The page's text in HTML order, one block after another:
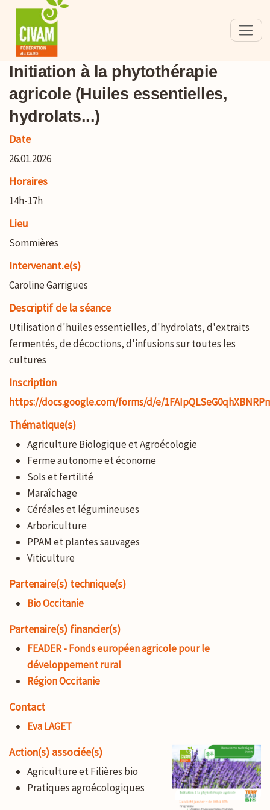
Initiation à la phytothérapie
agricole (Huiles essentielles,
hydrolats...)
Date
26.01.2026
Horaires
14h-17h
Lieu
Sommières
Intervenant.e(s)
Caroline Garrigues
Descriptif de la séance
Utilisation d'huiles essentielles, d'hydrolats, d'extraits
fermentés, de décoctions, d'infusions sur toutes les
cultures
Inscription
https://docs.google.com/forms/d/e/
Thématique(s)
Agriculture Biologique et Agroécologie
Ferme autonome et économe
Sols et fertilité
Maraîchage
Céréales et légumineuses
Arboriculture
PPAM et plantes sauvages
Viticulture
Partenaire(s) technique(s)
Bio Occitanie
Partenaire(s) financier(s)
FEADER - Fonds européen agricole pour le
développement rural
Région Occitanie
Contact
Eva LAGET
Action(s) associée(s)
Agriculture et Filières bio
Pratiques agroécologiques